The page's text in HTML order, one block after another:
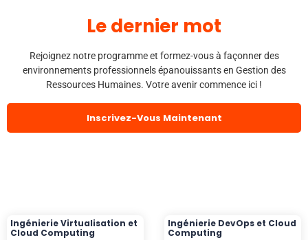
Risques Psycho-sociaux
Module 11 : Recrutement & Intégration
Module 12 : Négociation, argumentation et
persuasion
Module 13 : Business English
Marketing
Le dernier mot
Rejoignez notre programme et formez-vous à façonner des
environnements professionnels épanouissants en Gestion des
Ressources Humaines. Votre avenir commence ici !
Inscrivez-Vous Maintenant
Ingénierie Virtualisation et
Cloud Computing
Ingénierie DevOps et Cloud
Computing